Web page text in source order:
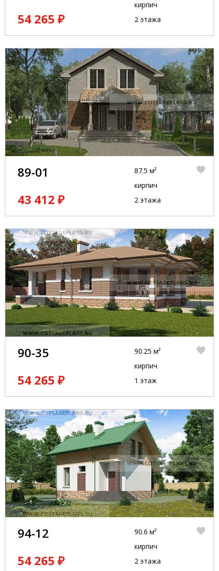
54 265 ₽
кирпич
2 этажа
89-01
43 412 ₽
87.5 м²
кирпич
2 этажа
90-35
54 265 ₽
90.25 м²
кирпич
1 этаж
94-12
54 265 ₽
90.6 м²
кирпич
2 этажа